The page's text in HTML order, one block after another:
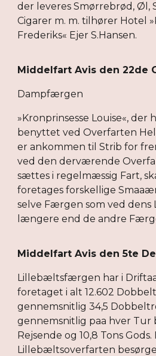
der leveres Smørrebrød, Øl,
Cigarer m. m. tilhører Hotel
Frederiks« Ejer S.Hansen.
Middelfart Avis den 22de
Dampfærgen
»Kronprinsesse Louise«,
benyttet ved Overfarten
er ankommen til Strib for
ved den derværende
sættes i regelmæssig Fart,
foretages forskellige
selve Færgen som ved dens
længere end de andre
Middelfart Avis den 5te
Lillebæltsfærgen har i
foretaget i alt 12.602
gennemsnitlig 34,5
gennemsnitlig paa hver Tur
Rejsende og 10,8 Tons
Lillebæltsoverfarten